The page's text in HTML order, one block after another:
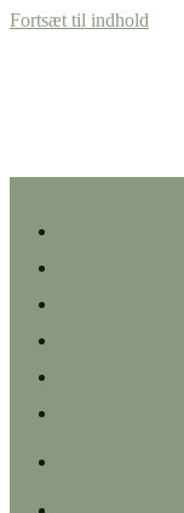
Fortsæt til indhold